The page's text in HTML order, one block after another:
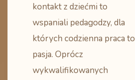
kontakt z dziećmi to
wspaniali pedagodzy, dla
których codzienna praca to
pasja. Oprócz
wykwalifikowanych